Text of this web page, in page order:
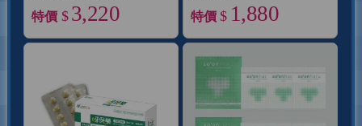
特價 $ 3,220 特價 $ 1,880